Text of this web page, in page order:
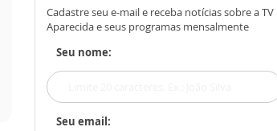
Cadastre seu e-mail e receba notícias sobre a TV
Aparecida e seus programas mensalmente
Seu nome:
Seu email: